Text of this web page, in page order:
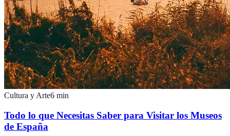
Cultura y Arte6 min
Todo lo que Necesitas Saber para Visitar los Museos
de España